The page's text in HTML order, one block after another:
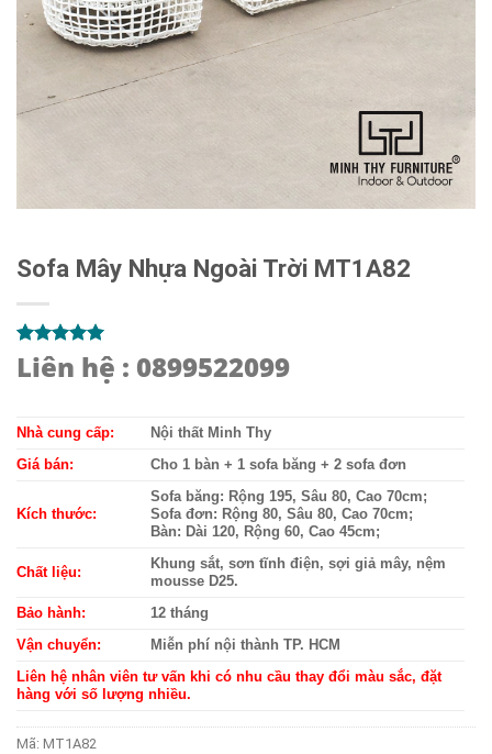
Sofa Mây Nhựa Ngoài Trời MT1A82
5.00trên 5
dựa trên
1
Liên hệ : 0899522099
Nhà cung cấp:
Nội thất Minh Thy
Giá bán:
Cho 1 bàn + 1 sofa băng + 2 sofa đơn
Kích thước:
Sofa băng: Rộng 195, Sâu 80, Cao 70cm;
Sofa đơn: Rộng 80, Sâu 80, Cao 70cm;
Bàn: Dài 120, Rộng 60, Cao 45cm;
Chất liệu:
Khung sắt, sơn tĩnh điện, sợi giả mây, nệm
mousse D25.
Bảo hành:
12 tháng
Vận chuyển:
Miễn phí nội thành TP. HCM
Liên hệ nhân viên tư vấn khi có nhu cầu thay đổi màu sắc, đặt
hàng với số lượng nhiều.
Mã: MT1A82